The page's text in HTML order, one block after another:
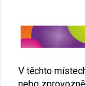
V těchto